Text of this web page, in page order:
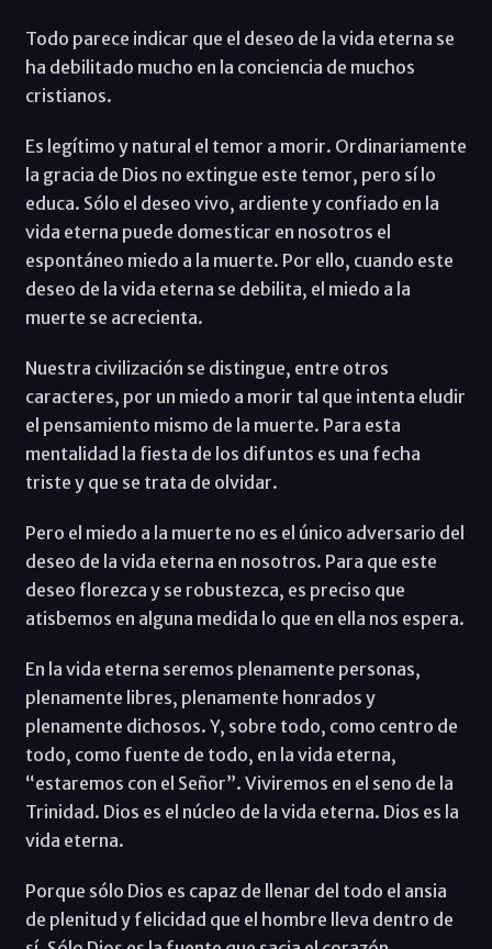
Todo parece indicar que el deseo de la vida eterna se
ha debilitado mucho en la conciencia de muchos
cristianos.
Es legítimo y natural el temor a morir. Ordinariamente
la gracia de Dios no extingue este temor, pero sí lo
educa. Sólo el deseo vivo, ardiente y confiado en la
vida eterna puede domesticar en nosotros el
espontáneo miedo a la muerte. Por ello, cuando este
deseo de la vida eterna se debilita, el miedo a la
muerte se acrecienta.
Nuestra civilización se distingue, entre otros
caracteres, por un miedo a morir tal que intenta eludir
el pensamiento mismo de la muerte. Para esta
mentalidad la fiesta de los difuntos es una fecha
triste y que se trata de olvidar.
Pero el miedo a la muerte no es el único adversario del
deseo de la vida eterna en nosotros. Para que este
deseo florezca y se robustezca, es preciso que
atisbemos en alguna medida lo que en ella nos espera.
En la vida eterna seremos plenamente personas,
plenamente libres, plenamente honrados y
plenamente dichosos. Y, sobre todo, como centro de
todo, como fuente de todo, en la vida eterna,
“estaremos con el Señor”. Viviremos en el seno de la
Trinidad. Dios es el núcleo de la vida eterna. Dios es la
vida eterna.
Porque sólo Dios es capaz de llenar del todo el ansia
de plenitud y felicidad que el hombre lleva dentro de